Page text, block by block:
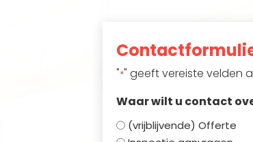
"*" geeft vereiste velden
Waar wilt u contact
(vrijblijvende) Offerte